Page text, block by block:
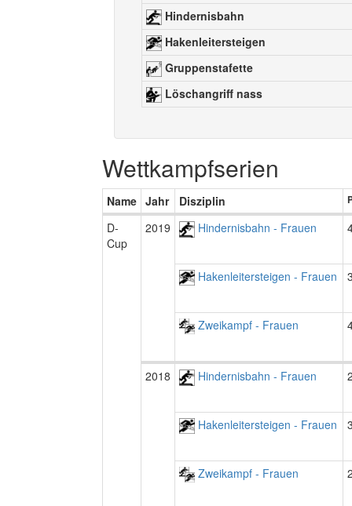
Hindernisbahn
Hakenleitersteigen
Gruppenstafette
Löschangriff nass
Wettkampfserien
Name Jahr Disziplin
D-
Cup
2019 Hindernisbahn - Frauen
Hakenleitersteigen - Frauen
Zweikampf - Frauen
2018 Hindernisbahn - Frauen
Hakenleitersteigen - Frauen
Zweikampf - Frauen